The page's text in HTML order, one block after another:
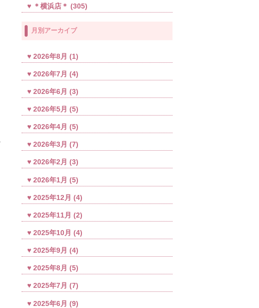
＊横浜店＊ (305)
月別アーカイブ
2026年8月 (1)
2026年7月 (4)
2026年6月 (3)
2026年5月 (5)
2026年4月 (5)
2026年3月 (7)
2026年2月 (3)
2026年1月 (5)
2025年12月 (4)
2025年11月 (2)
2025年10月 (4)
2025年9月 (4)
2025年8月 (5)
2025年7月 (7)
2025年6月 (9)